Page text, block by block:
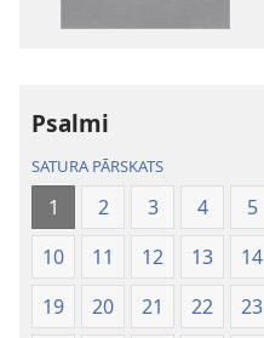
Psalmi
SATURA PĀRSKATS
1 2 3 4 5
10
11 12 13 14
19
20 21 22 23